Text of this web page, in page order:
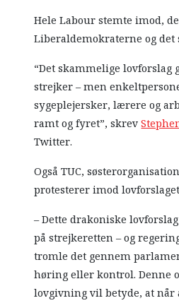
Hele Labour stemte imod,
Liberaldemokraterne og det
“Det skammelige lovforslag
strejker – men
sygeplejersker, lærere og
ramt og fyret”, skrev
Twitter.
Også TUC,
protesterer imod
– Dette drakoniske
på strejkeretten – og
tromle det gennem
høring eller kontrol. Denne
lovgivning vil betyde, at når